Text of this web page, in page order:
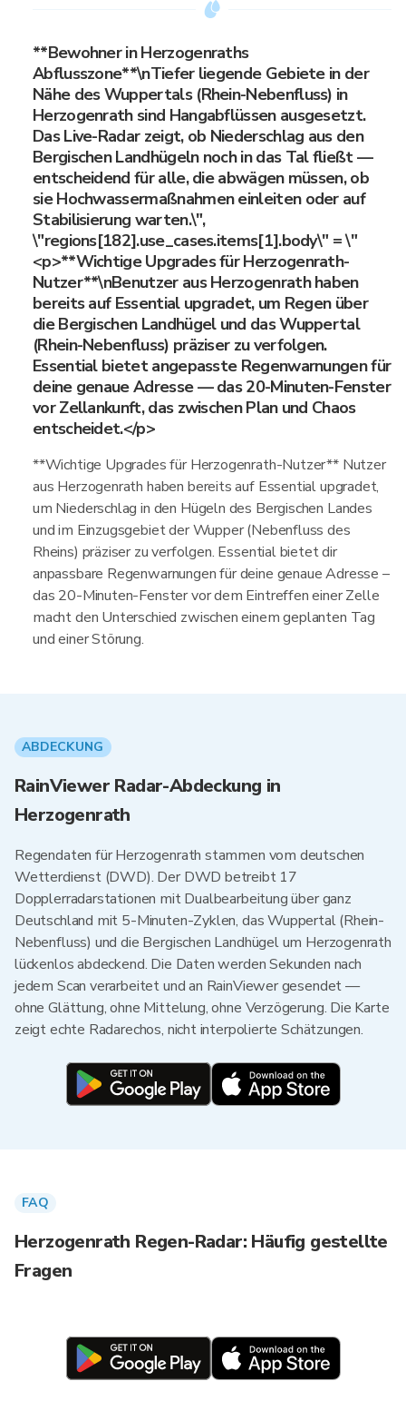
**Bewohner in Herzogenraths
Abflusszone**\nTiefer liegende Gebiete in der
Nähe des Wuppertals (Rhein-Nebenfluss) in
Herzogenrath sind Hangabflüssen ausgesetzt.
Das Live-Radar zeigt, ob Niederschlag aus den
Bergischen Landhügeln noch in das Tal fließt —
entscheidend für alle, die abwägen müssen, ob
sie Hochwassermaßnahmen einleiten oder auf
Stabilisierung warten.\",
\"regions[182].use_cases.items[1].body\" = \"
<p>**Wichtige Upgrades für Herzogenrath-
Nutzer**\nBenutzer aus Herzogenrath haben
bereits auf Essential upgradet, um Regen über
die Bergischen Landhügel und das Wuppertal
(Rhein-Nebenfluss) präziser zu verfolgen.
Essential bietet angepasste Regenwarnungen für
deine genaue Adresse — das 20-Minuten-Fenster
vor Zellankunft, das zwischen Plan und Chaos
entscheidet.</p>
**Wichtige Upgrades für Herzogenrath-Nutzer** Nutzer
aus Herzogenrath haben bereits auf Essential upgradet,
um Niederschlag in den Hügeln des Bergischen Landes
und im Einzugsgebiet der Wupper (Nebenfluss des
Rheins) präziser zu verfolgen. Essential bietet dir
anpassbare Regenwarnungen für deine genaue Adresse –
das 20-Minuten-Fenster vor dem Eintreffen einer Zelle
macht den Unterschied zwischen einem geplanten Tag
und einer Störung.
ABDECKUNG
RainViewer Radar-Abdeckung in
Herzogenrath
Regendaten für Herzogenrath stammen vom deutschen
Wetterdienst (DWD). Der DWD betreibt 17
Dopplerradarstationen mit Dualbearbeitung über ganz
Deutschland mit 5-Minuten-Zyklen, das Wuppertal (Rhein-
Nebenfluss) und die Bergischen Landhügel um Herzogenrath
lückenlos abdeckend. Die Daten werden Sekunden nach
jedem Scan verarbeitet und an RainViewer gesendet —
ohne Glättung, ohne Mittelung, ohne Verzögerung. Die Karte
zeigt echte Radarechos, nicht interpolierte Schätzungen.
FAQ
Herzogenrath Regen-Radar: Häufig gestellte
Fragen